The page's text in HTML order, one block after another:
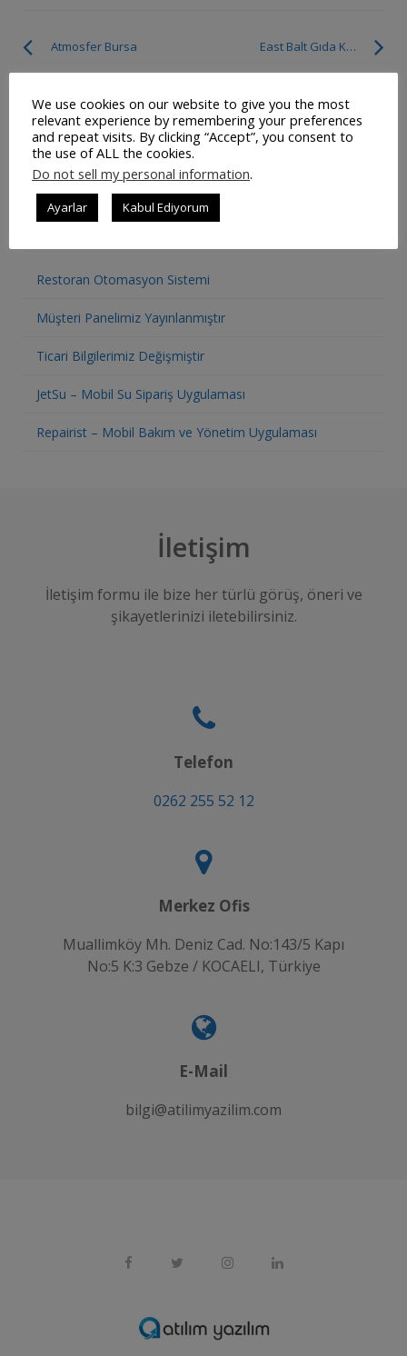
East Balt Gıda Kore
Atmosfer Bursa
SOSYAL MEDYADA BIZ
Restoran Otomasyon Sistemi
Müşteri Panelimiz Yayınlanmıştır
Ticari Bilgilerimiz Değişmiştir
JetSu – Mobil Su Sipariş Uygulaması
Repairist – Mobil Bakım ve Yönetim Uygulaması
İletişim
İletişim formu ile bize her türlü görüş, öneri ve
şikayetlerinizi iletebilirsiniz.
Telefon
0262 255 52 12
Merkez Ofis
Muallimköy Mh. Deniz Cad. No:143/5 Kapı
No:5 K:3 Gebze / KOCAELI, Türkiye
E-Mail
bilgi@atilimyazilim.com
We use cookies on our website to give you the most
relevant experience by remembering your preferences
and repeat visits. By clicking “Accept”, you consent to
the use of ALL the cookies.
Do not sell my personal information.
Ayarlar Kabul Ediyorum